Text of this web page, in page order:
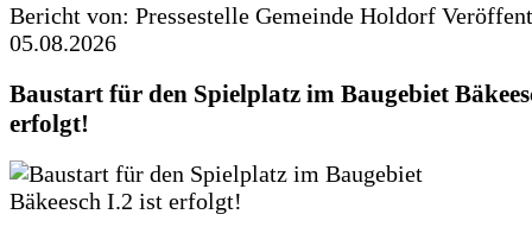
Bericht von: Pressestelle Gemeinde Holdorf
05.08.2026
Baustart für den Spielplatz im Baugebiet
erfolgt!